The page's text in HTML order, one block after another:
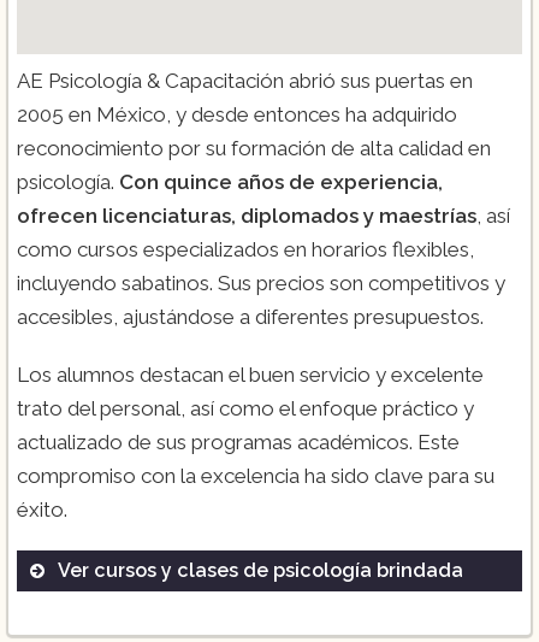
AE Psicología & Capacitación abrió sus puertas en
2005 en México, y desde entonces ha adquirido
reconocimiento por su formación de alta calidad en
psicología. Con quince años de experiencia,
ofrecen licenciaturas, diplomados y maestrías, así
como cursos especializados en horarios flexibles,
incluyendo sabatinos. Sus precios son competitivos y
accesibles, ajustándose a diferentes presupuestos.
Los alumnos destacan el buen servicio y excelente
trato del personal, así como el enfoque práctico y
actualizado de sus programas académicos. Este
compromiso con la excelencia ha sido clave para su
éxito.
Ver cursos y clases de psicología brindada